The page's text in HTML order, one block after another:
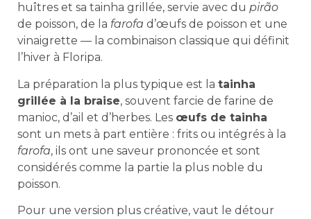
huîtres et sa tainha grillée, servie avec du pirão
de poisson, de la farofa d’œufs de poisson et une
vinaigrette — la combinaison classique qui définit
l’hiver à Floripa.
La préparation la plus typique est la tainha
grillée à la braise, souvent farcie de farine de
manioc, d’ail et d’herbes. Les œufs de tainha
sont un mets à part entière : frits ou intégrés à la
farofa, ils ont une saveur prononcée et sont
considérés comme la partie la plus noble du
poisson.
Pour une version plus créative, vaut le détour